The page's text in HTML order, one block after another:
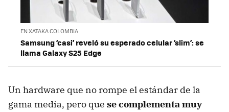
EN XATAKA COLOMBIA
Samsung ‘casi’ reveló su esperado celular ‘slim’: se
llama Galaxy S25 Edge
Un hardware que no rompe el estándar de la
gama media, pero que se complementa muy